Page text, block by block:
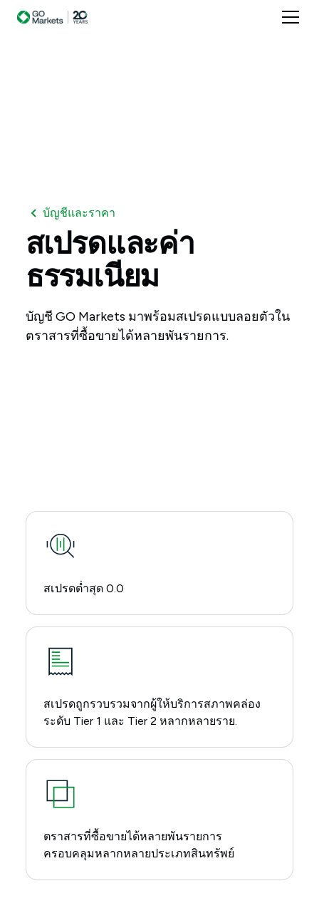
บัญชีและราคา
สเปรดและค่า
ธรรมเนียม
บัญชี GO Markets มาพร้อมสเปรดแบบลอยตัวใน
ตราสารที่ซื้อขายได้หลายพันรายการ.
สเปรดต่ำสุด 0.0
สเปรดถูกรวบรวมจากผู้ให้บริการสภาพคล่อง
ระดับ Tier 1 และ Tier 2 หลากหลายราย.
ตราสารที่ซื้อขายได้หลายพันรายการ
ครอบคลุมหลากหลายประเภทสินทรัพย์